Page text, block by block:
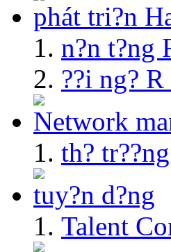
phát tri?n
n?n t?ng
??i ng?
Network
th?
tuy?n d?ng
Talent